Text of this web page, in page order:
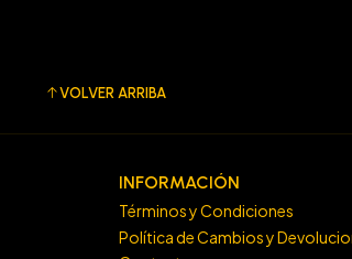
VOLVER ARRIBA
INFORMACIÓN
Términos y Condiciones
Política de Cambios y